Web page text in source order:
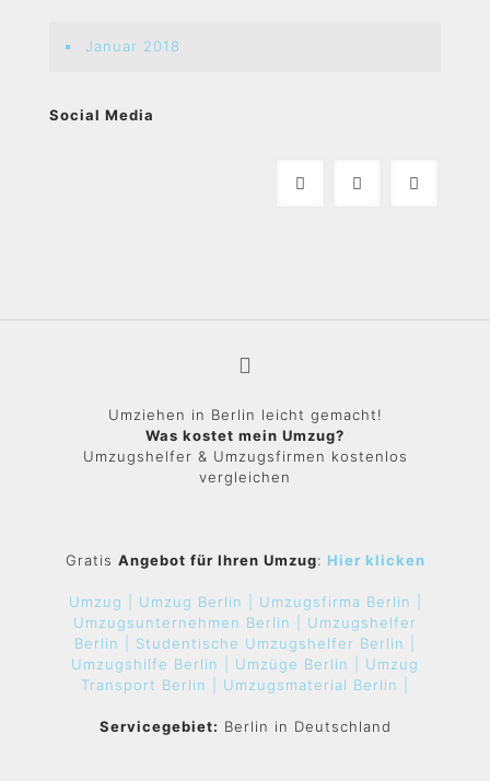
Januar 2018
Social Media
Umziehen in Berlin leicht gemacht!
Was kostet mein Umzug?
Umzugshelfer & Umzugsfirmen kostenlos
vergleichen
Gratis Angebot für Ihren Umzug: Hier klicken
Umzug | Umzug Berlin |
Umzugsfirma Berlin |
Umzugsunternehmen Berlin | Umzugshelfer
Berlin | Studentische Umzugshelfer Berlin |
Umzugshilfe Berlin | Umzüge Berlin | Umzug
Transport Berlin | Umzugsmaterial Berlin |
Servicegebiet: Berlin in Deutschland